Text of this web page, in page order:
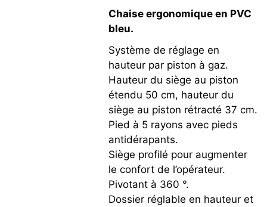
Chaise ergonomique en PVC
bleu.
Système de réglage en
hauteur par piston à gaz.
Hauteur du siège au piston
étendu 50 cm, hauteur du
siège au piston rétracté 37 cm.
Pied à 5 rayons avec pieds
antidérapants.
Siège profilé pour augmenter
le confort de l’opérateur.
Pivotant à 360 °.
Dossier réglable en hauteur et